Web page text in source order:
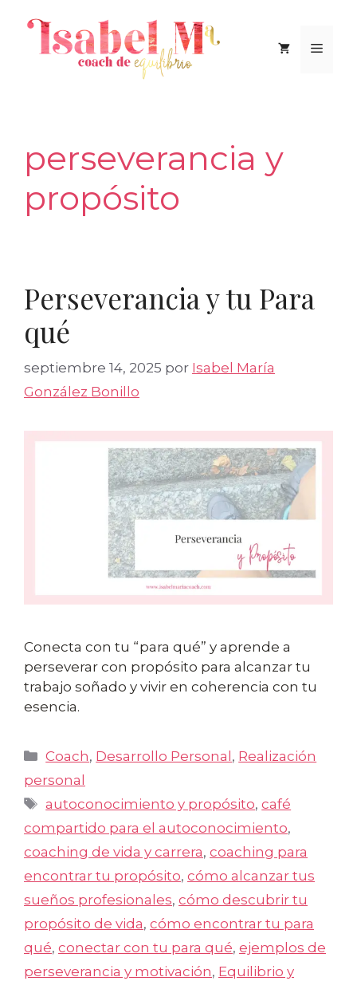
contenido
Menú
perseverancia y
propósito
Perseverancia y tu Para
qué
septiembre 14, 2025 por Isabel María
González Bonillo
Conecta con tu “para qué” y aprende a
perseverar con propósito para alcanzar tu
trabajo soñado y vivir en coherencia con tu
esencia.
Categorías
Coach, Desarrollo Personal , Realización
personal
Etiquetas
autoconocimiento y propósito,café
compartido para el autoconocimiento,
coaching de vida y carrera, coaching para
encontrar tu propósito, cómo alcanzar tus
sueños profesionales, cómo descubrir tu
propósito de vida, cómo encontrar tu para
qué, conectar con tu para qué, ejemplos de
perseverancia y motivación, Equilibrio y